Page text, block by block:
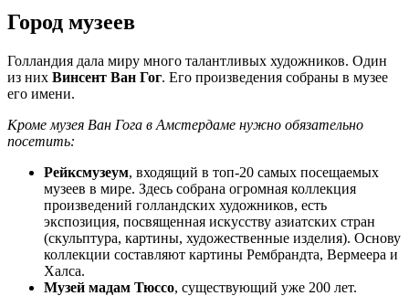
Город музеев
Голландия дала миру много талантливых художников. Один
из них Винсент Ван Гог. Его произведения собраны в музее
его имени.
Кроме музея Ван Гога в Амстердаме нужно обязательно
посетить:
Рейксмузеум, входящий в топ-20 самых посещаемых
музеев в мире. Здесь собрана огромная коллекция
произведений голландских художников, есть
экспозиция, посвященная искусству азиатских стран
(скульптура, картины, художественные изделия). Основу
коллекции составляют картины Рембрандта, Вермеера и
Халса.
Музей мадам Тюссо, существующий уже 200 лет.